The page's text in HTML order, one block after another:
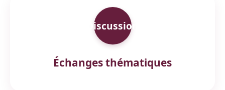
Discussion
Échanges thématiques